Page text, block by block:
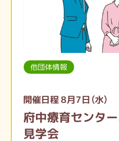
他団体情報
開催日程 8月7日（水）
府中療育センタ
見学会